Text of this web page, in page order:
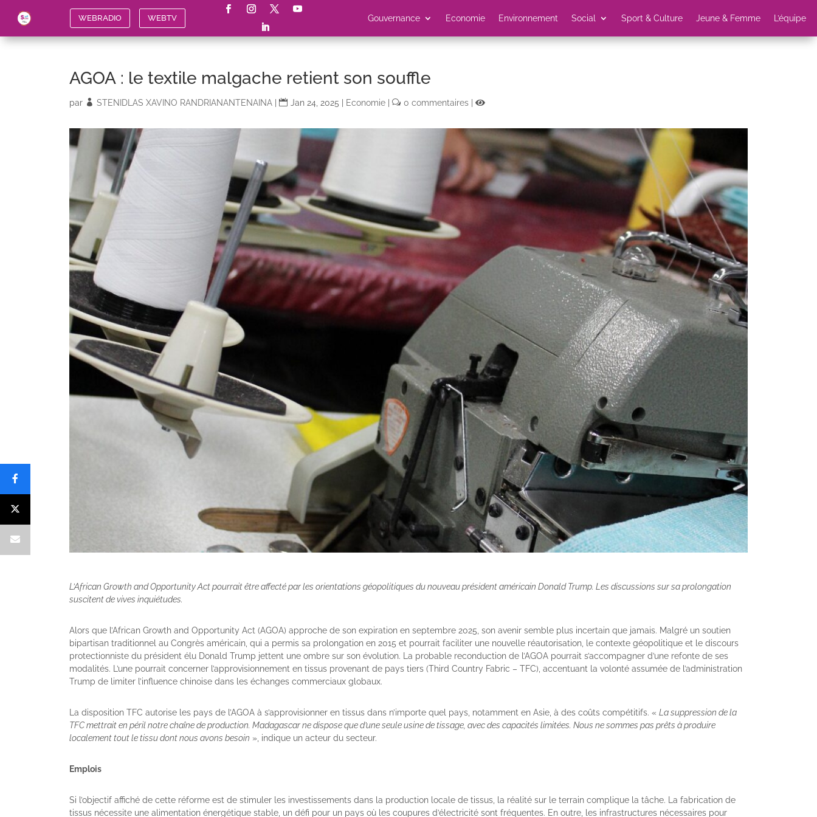
WEBRADIO WEBTV Gouvernance Economie Environnement Social Sport & Culture Jeune & Femme L’équipe
AGOA : le textile malgache retient son souffle
par STENIDLAS XAVINO RANDRIANANTENAINA Jan 24, 2025 Economie 0 commentaires
L’African Growth and Opportunity Act pourrait être affecté par les orientations géopolitiques du nouveau président américain Donald Trump. Les discussions sur sa prolongation
suscitent de vives inquiétudes.
Alors que l’African Growth and Opportunity Act (AGOA) approche de son expiration en septembre 2025, son avenir semble plus incertain que jamais. Malgré un soutien
bipartisan traditionnel au Congrès américain, qui a permis sa prolongation en 2015 et pourrait faciliter une nouvelle réautorisation, le contexte géopolitique et le discours
protectionniste du président élu Donald Trump jettent une ombre sur son évolution. La probable reconduction de l’AGOA pourrait s’accompagner d’une refonte de ses
modalités. L’une pourrait concerner l’approvisionnement en tissus provenant de pays tiers (Third Country Fabric – TFC), accentuant la volonté assumée de l’administration
Trump de limiter l’influence chinoise dans les échanges commerciaux globaux.
La disposition TFC autorise les pays de l’AGOA à s’approvisionner en tissus dans n’importe quel pays, notamment en Asie, à des coûts compétitifs. « La suppression de la
TFC mettrait en péril notre chaîne de production. Madagascar ne dispose que d’une seule usine de tissage, avec des capacités limitées. Nous ne sommes pas prêts à produire
localement tout le tissu dont nous avons besoin », indique un acteur du secteur.
Emplois
Si l’objectif affiché de cette réforme est de stimuler les investissements dans la production locale de tissus, la réalité sur le terrain complique la tâche. La fabrication de
tissus nécessite une alimentation énergétique stable, un défi pour un pays où les coupures d’électricité sont fréquentes. En outre, les infrastructures nécessaires pour